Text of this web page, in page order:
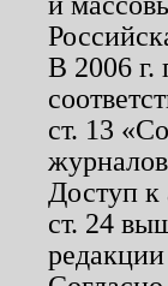
В 2006 г.
ст. 13
Доступ к
ст. 24